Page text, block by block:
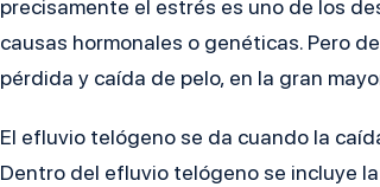
precisamente el estrés es uno de los
causas hormonales o genéticas. Pero
pérdida y caída de pelo, en la gran
El efluvio telógeno se da cuando la
Dentro del efluvio telógeno se incluye